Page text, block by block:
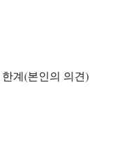
계(본인의 의견)